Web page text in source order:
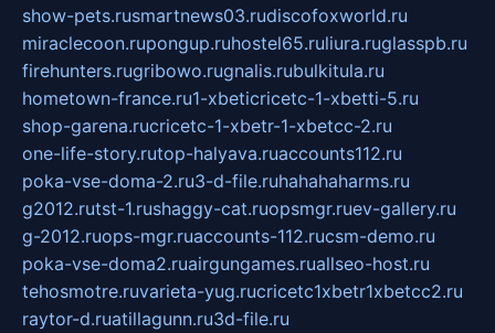
show-pets.rusmartnews03.rudiscofoxworld.ru
miraclecoon.rupongup.ruhostel65.ruliura.ruglasspb.ru
firehunters.rugribowo.rugnalis.rubulkitula.ru
hometown-france.ru1-xbeticricetc-1-xbetti-5.ru
shop-garena.rucricetc-1-xbetr-1-xbetcc-2.ru
one-life-story.rutop-halyava.ruaccounts112.ru
poka-vse-doma-2.ru3-d-file.ruhahahaharms.ru
g2012.rutst-1.rushaggy-cat.ruopsmgr.ruev-gallery.ru
g-2012.ruops-mgr.ruaccounts-112.rucsm-demo.ru
poka-vse-doma2.ruairgungames.ruallseo-host.ru
tehosmotre.ruvarieta-yug.rucricetc1xbetr1xbetcc2.ru
raytor-d.ruatillagunn.ru3d-file.ru